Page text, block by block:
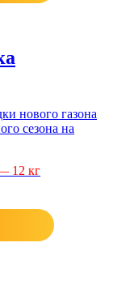
нового газона
сезона на
12 кг